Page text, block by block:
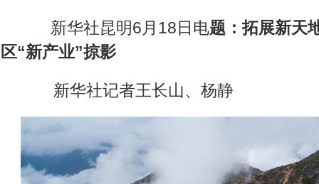
新华社昆明6月18日电题：拓展新
区“新产业”掠影
新华社记者王长山、杨静